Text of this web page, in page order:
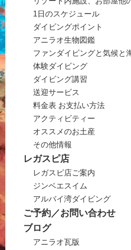
1日のスケジュール
ダイビングポイント
アニラオ生物図鑑
ファンダイビングと気候と
体験ダイビング
ダイビング講習
送迎サービス
料金表 お支払い方法
アクティビティー
オススメのお土産
その他情報
レガスピ店
レガスピ店ご案内
ジンベエスイム
アルバイ湾ダイビング
ご予約／お問い合わせ
ブログ
アニラオ瓦版